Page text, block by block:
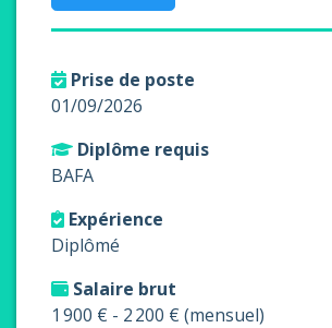
Prise de poste
01/09/2026
Diplôme requis
BAFA
Expérience
Diplômé
Salaire brut
1 900 € - 2 200 € (mensuel)